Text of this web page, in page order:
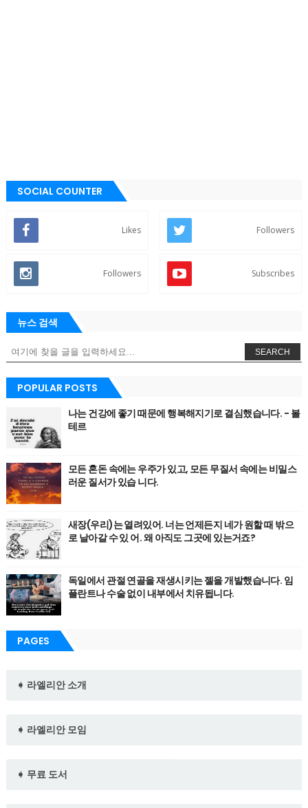
SOCIAL COUNTER
Likes Followers
Followers Subscribes
뉴스 검색
SEARCH
POPULAR POSTS
나는 건강에 좋기 때문에 행복해지기로 결심했습니다. - 볼
테르
모든 혼돈 속에는 우주가 있고, 모든 무질서 속에는 비밀스
러운 질서가 있습 니다.
새장(우리)는 열려있어. 너는 언제든지 네가 원할 때 밖으
로 날아갈 수 있 어. 왜 아직도 그곳에 있는거죠?
독일에서 관절 연골을 재생시키는 젤을 개발했습니다. 임
플란트나 수술 없이 내부에서 치유됩니다.
PAGES
➧ 라엘리안 소개
➧ 라엘리안 모임
➧ 무료 도서